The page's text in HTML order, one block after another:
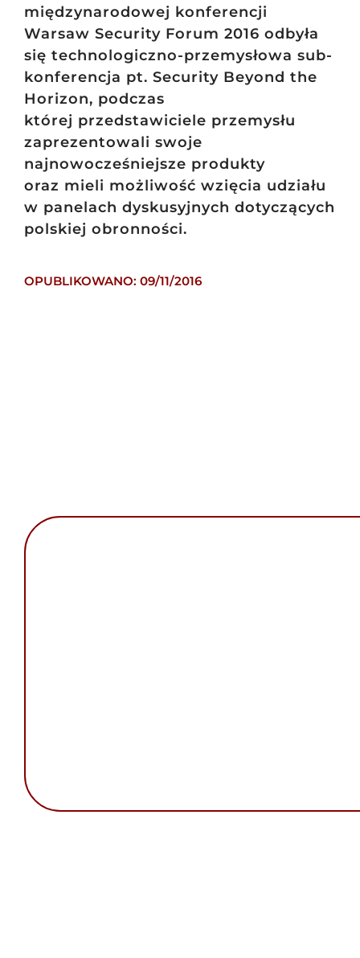
międzynarodowej konferencji
Warsaw Security Forum 2016 odbyła
się technologiczno-przemysłowa sub-
konferencja pt. Security Beyond the
Horizon, podczas
której przedstawiciele przemysłu
zaprezentowali swoje
najnowocześniejsze produkty
oraz mieli możliwość wzięcia udziału
w panelach dyskusyjnych dotyczących
polskiej obronności.
OPUBLIKOWANO: 09/11/2016